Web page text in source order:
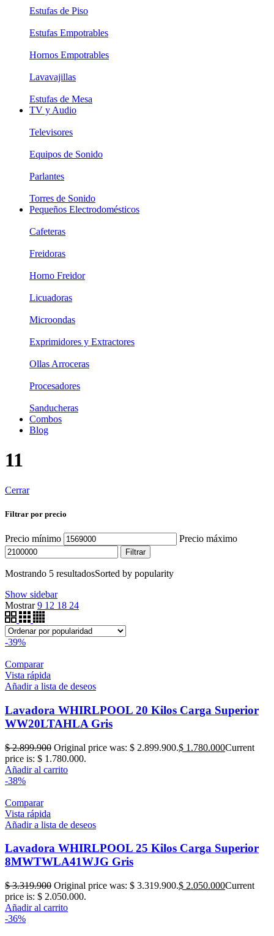
Estufas de Piso
Estufas Empotrables
Hornos Empotrables
Lavavajillas
Estufas de Mesa
TV y Audio
Televisores
Equipos de Sonido
Parlantes
Torres de Sonido
Pequeños Electrodomésticos
Cafeteras
Freidoras
Horno Freidor
Licuadoras
Microondas
Exprimidores y Extractores
Ollas Arroceras
Procesadores
Sanducheras
Combos
Blog
11
Cerrar
Filtrar por precio
Precio mínimo Precio máximo
Filtrar
Mostrando 5 resultadosSorted by popularity
Show sidebar
Mostrar9 12 18 24
-39%
Comparar
Vista rápida
Añadir a lista de deseos
Lavadora WHIRLPOOL 20 Kilos Carga Superior
WW20LTAHLA Gris
$2.899.900 Original price was: $ 2.899.900.$ 1.780.000Current
price is: $ 1.780.000.
Añadir al carrito
-38%
Comparar
Vista rápida
Añadir a lista de deseos
Lavadora WHIRLPOOL 25 Kilos Carga Superior
8MWTWLA41WJG Gris
$3.319.900 Original price was: $ 3.319.900.$ 2.050.000Current
price is: $ 2.050.000.
Añadir al carrito
-36%